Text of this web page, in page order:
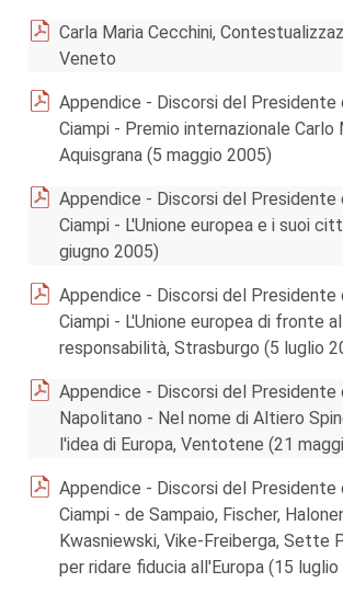
Carla Maria Cecchini,
Veneto
Appendice - Discorsi del Presidente
Ciampi - Premio internazionale Carlo
Aquisgrana (5 maggio 2005)
Appendice - Discorsi del Presidente
Ciampi - L'Unione europea e i suoi
giugno 2005)
Appendice - Discorsi del Presidente
Ciampi - L'Unione europea di fronte
responsabilità, Strasburgo (5 luglio
Appendice - Discorsi del Presidente
Napolitano - Nel nome di Altiero
l'idea di Europa, Ventotene (21
Appendice - Discorsi del Presidente
Ciampi - de Sampaio, Fischer,
Kwasniewski, Vike-Freiberga, Sette
per ridare fiducia all'Europa (15 luglio